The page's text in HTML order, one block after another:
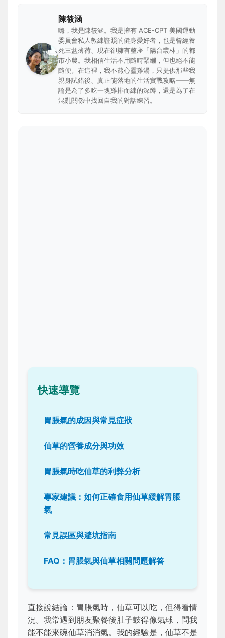
陳筱涵
嗨，我是陳筱涵。我是擁有 ACE-CPT 美國運動
委員會私人教練證照的健身愛好者，也是曾經養
死三盆薄荷、現在卻擁有整座「陽台叢林」的都
市小農。我相信生活不用隨時緊繃，但也絕不能
隨便。在這裡，我不熬心靈雞湯，只提供那些我
親身試錯後、真正能落地的生活實戰攻略——無
論是為了多吃一塊雞排而練的深蹲，還是為了在
混亂關係中找回自我的對話練習。
快速導覽
胃脹氣的成因與常見症狀
仙草的營養成分與功效
胃脹氣時吃仙草的利弊分析
專家建議：如何正確食用仙草緩解胃脹
氣
常見誤區與避坑指南
FAQ：胃脹氣與仙草相關問題解答
直接說結論：胃脹氣時，仙草可以吃，但得看情
況。我常遇到朋友聚餐後肚子鼓得像氣球，問我
能不能來碗仙草消消氣。我的經驗是，仙草不是